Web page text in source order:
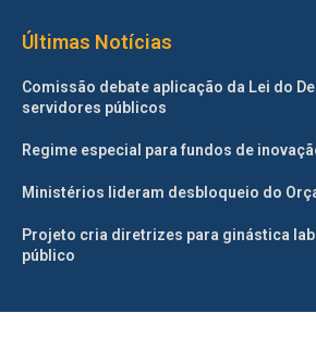
Últimas Notícias
Comissão debate aplicação da Lei do
servidores públicos
Regime especial para fundos de
Ministérios lideram desbloqueio do
Projeto cria diretrizes para ginástica
público